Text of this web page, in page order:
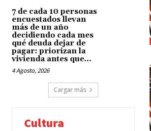
7 de cada 10 personas
encuestados llevan
más de un año
decidiendo cada mes
qué deuda dejar de
pagar: priorizan la
vivienda antes que...
4 Agosto, 2026
Cargar más
Cultura